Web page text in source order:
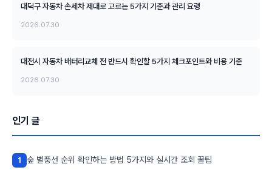
대덕구 자동차 손세차 제대로 고르는 5가지 기준과 관리 요령
2026.07.30
대전시 자동차 배터리교체 전 반드시 확인할 5가지 체크포인트와 비용 기준
2026.07.30
인기 글
1 숲 별풍선 순위 확인하는 방법 5가지와 실시간 조회 꿀팁